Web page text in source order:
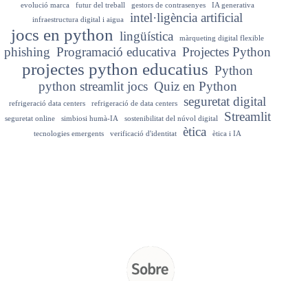
evolució marca
futur del treball gestors de contrasenyes
IA generativa
infraestructura digital i aigua
intel·ligència artificial
jocs en python lingüística màrqueting digital flexible
phishing Programació educativa Projectes Python
projectes python educatius Python
python streamlit jocs Quiz en Python
refrigeració data centers refrigeració de data centers seguretat digital
seguretat online simbiosi humà-IA sostenibilitat del núvol digital Streamlit
tecnologies emergents verificació d'identitat ètica ètica i IA